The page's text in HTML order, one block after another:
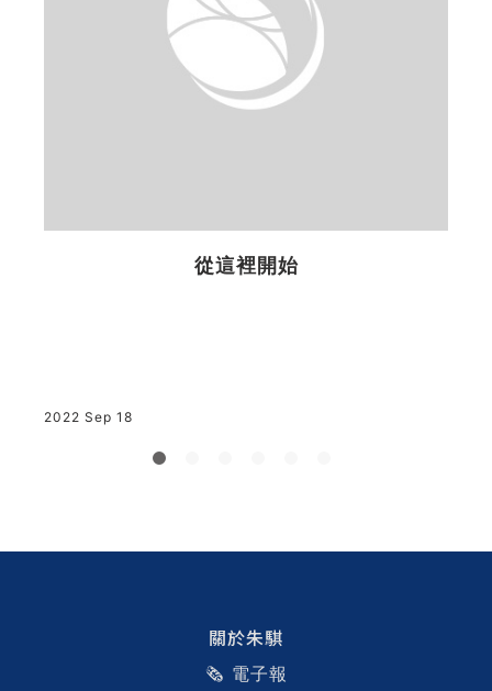
從這裡開始
2022 Sep 18
關於朱騏
🗞️ 電子報